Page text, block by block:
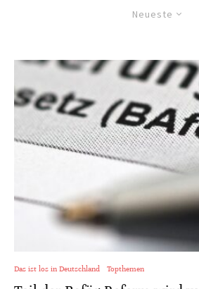
Neueste
Das ist los in Deutschland Topthemen